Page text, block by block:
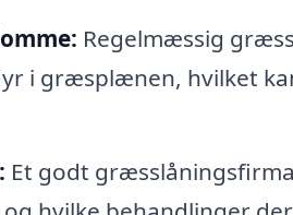
Regelmæssig
i græsplænen, hvilket
Et godt